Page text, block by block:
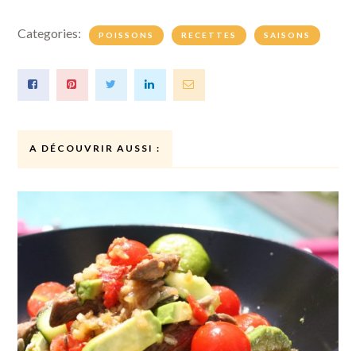
Categories: POISSONS RECETTES SAISONS
A DÉCOUVRIR AUSSI :